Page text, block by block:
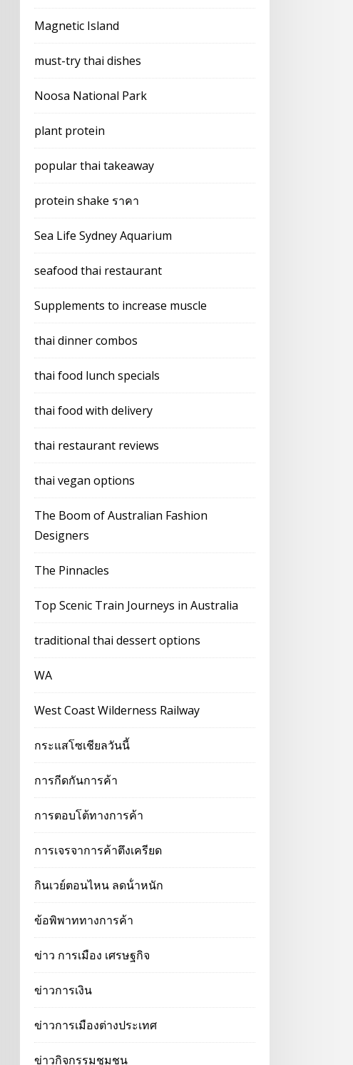
Magnetic Island
must-try thai dishes
Noosa National Park
plant protein
popular thai takeaway
protein shake ราคา
Sea Life Sydney Aquarium
seafood thai restaurant
Supplements to increase muscle
thai dinner combos
thai food lunch specials
thai food with delivery
thai restaurant reviews
thai vegan options
The Boom of Australian Fashion
Designers
The Pinnacles
Top Scenic Train Journeys in Australia
traditional thai dessert options
WA
West Coast Wilderness Railway
กระแสโซเชียลวันนี้
การกีดกันการค้า
การตอบโต้ทางการค้า
การเจรจาการค้าตึงเครียด
กินเวย์ตอนไหน ลดน้ําหนัก
ข้อพิพาททางการค้า
ข่าว การเมือง เศรษฐกิจ
ข่าวการเงิน
ข่าวการเมืองต่างประเทศ
ข่าวกิจกรรมชุมชน